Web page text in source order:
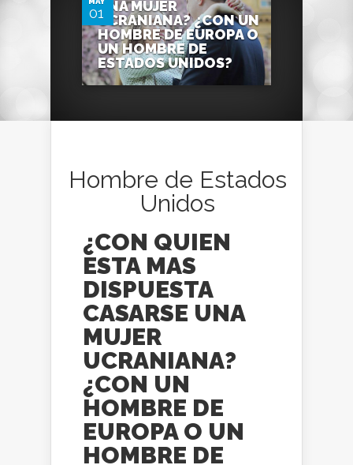
01UNA MUJER
UCRANIANA? ¿CON UN
HOMBRE DE EUROPA O
UN HOMBRE DE
ESTADOS UNIDOS?
Hombre de Estados
Unidos
¿CON QUIEN
ESTA MAS
DISPUESTA
CASARSE UNA
MUJER
UCRANIANA?
¿CON UN
HOMBRE DE
EUROPA O UN
HOMBRE DE